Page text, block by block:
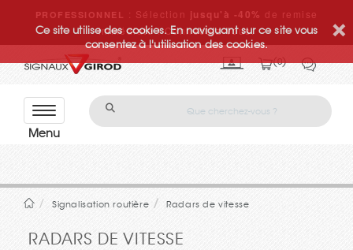
Ce site utilise des cookies. En naviguant sur ce site vous
consentez à l'utilisation des cookies.
PROFESSIONNEL : Sélection jusqu'à -40% de remise
immédiate ! Connectez-vous.
0
Con
Signalisation routière
Radars de vitesse
RADARS DE VITESSE